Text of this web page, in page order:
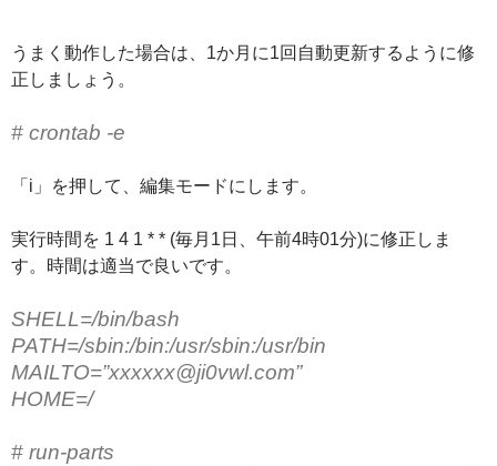
うまく動作した場合は、1か月に1回自動更新するように修
正しましょう。
# crontab -e
「i」を押して、編集モードにします。
実行時間を 1 4 1 * * (毎月1日、午前4時01分)に修正しま
す。時間は適当で良いです。
SHELL=/bin/bash
PATH=/sbin:/bin:/usr/sbin:/usr/bin
MAILTO=”xxxxxx@ji0vwl.com”
HOME=/
# run-parts